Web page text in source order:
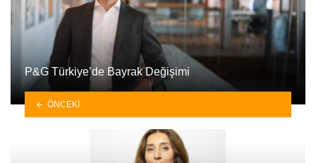
P&G Türkiye’de Bayrak Değişimi
ÖNCEKI